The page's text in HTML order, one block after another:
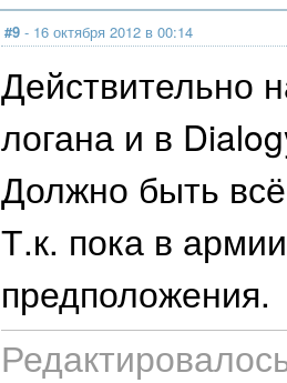
#9 - 16 октября 2012 в 00:14
Действительно
логана и в
Должно быть
Т.к. пока в
предположения.